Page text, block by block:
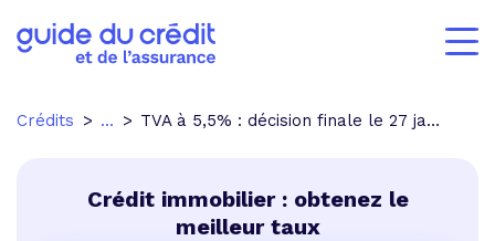
Crédits ... TVA à 5,5% : décision finale le 27 janvier
Crédit immobilier : obtenez le
meilleur taux